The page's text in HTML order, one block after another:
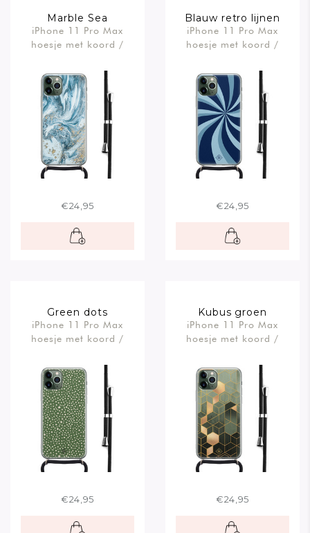
Marble Sea
iPhone 11 Pro Max
hoesje met koord /
€24,95
Blauw retro lijnen
iPhone 11 Pro Max
hoesje met koord /
€24,95
Green dots
iPhone 11 Pro Max
hoesje met koord /
€24,95
Kubus groen
iPhone 11 Pro Max
hoesje met koord /
€24,95